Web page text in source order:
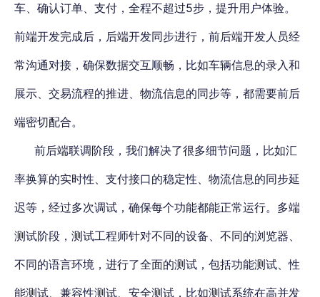
车、确认订单、支付，全程不超过5步，提升用户体验。
前端开发完成后，后端开发同步进行，前后端开发人员经
常沟通对接，确保数据交互顺畅，比如车辆信息的录入和
展示、交易流程的推进、物流信息的同步等，都需要前后
端密切配合。
前后端联调阶段，我们解决了很多细节问题，比如汇
率换算的实时性、支付接口的稳定性、物流信息的同步延
迟等，经过多次调试，确保每个功能都能正常运行。多端
测试阶段，测试工程师针对不同的设备、不同的浏览器、
不同的语言环境，进行了全面的测试，包括功能测试、性
能测试、兼容性测试、安全测试，比如测试系统在高并发